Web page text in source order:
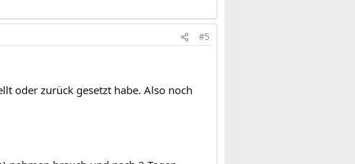
#5
oder zurück gesetzt habe. Also noch